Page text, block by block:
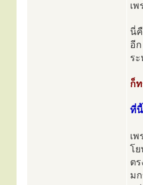
เ
นี่
อี
ร
ก็
ที่นี้
เ
โ
ต
ม